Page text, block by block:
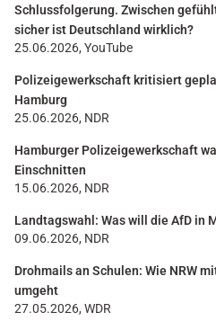
Schlussfolgerung. Zwischen
sicher ist Deutschland wirklich?
25.06.2026, YouTube
Polizeigewerkschaft kritisiert
Hamburg
25.06.2026, NDR
Hamburger Polizeigewerkschaft
Einschnitten
15.06.2026, NDR
Landtagswahl: Was will die AfD in
09.06.2026, NDR
Drohmails an Schulen: Wie NRW
umgeht
27.05.2026, WDR